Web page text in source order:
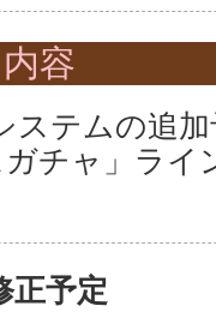
容
ステムの追加
ガチャ」ライ
正予定